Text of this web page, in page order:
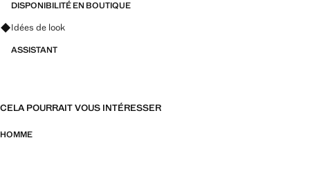
DISPONIBILITÉ EN BOUTIQUE
Renseignez-vous sur les looks, les vêtements et les tendances
Idées de look
ASSISTANT
CELA POURRAIT VOUS INTÉRESSER
HOMME